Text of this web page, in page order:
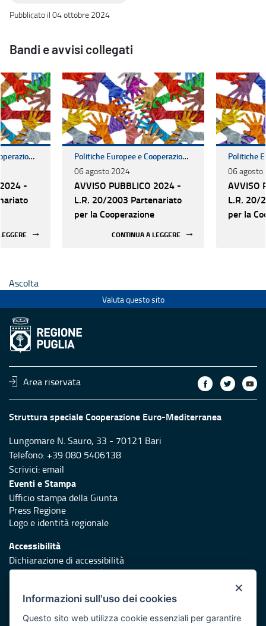
Pubblicato il 04 ottobre 2024
Bandi e avvisi collegati
Politiche Europee e Cooperazione Internazionale
-
Politiche Europee e Cooperazione Internazionale
06 agosto 2024
AVVISO PUBBLICO 2024 -
L.R. 20/2003 Partenariato
per la Cooperazione
CONTINUA A LEGGERE
06 agosto
AVVISO
L.R. 20/
per la
Ascolta
Valuta questo sito
Area riservata
Struttura speciale Cooperazione Euro-Mediterranea
Lungomare N. Sauro, 33 - 70121 Bari
Telefono: +39 080 5406138
Scrivici:email
Eventi e Stampa
Ufficio stampa della Giunta
Press Regione
Logo e identità regionale
Accessibilità
Dichiarazione di accessibilità
Obiettivi di accessibilità
Redazione
×
Informazioni sull'uso dei cookies
Questo sito web utilizza cookie essenziali per garantire